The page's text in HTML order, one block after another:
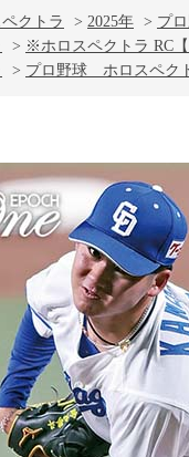
クトラ > 2025年 > プ
> ※ホロスペクトラ RC
> プロ野球 ホロスペク